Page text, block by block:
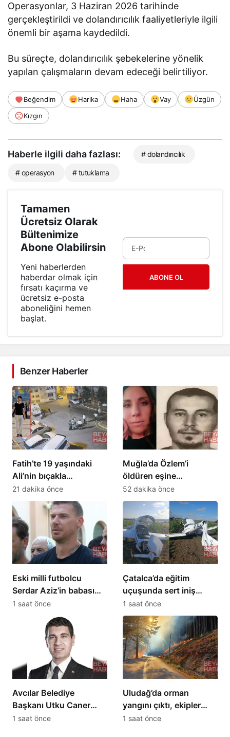
Operasyonlar, 3 Haziran 2026 tarihinde
gerçekleştirildi ve dolandırıcılık faaliyetleriyle ilgili
önemli bir aşama kaydedildi.
Bu süreçte, dolandırıcılık şebekelerine yönelik
yapılan çalışmaların devam edeceği belirtiliyor.
Beğendim Harika Haha Vay
Üzgün
Kızgın
Haberle ilgili daha fazlası: # dolandırıcılık
# operasyon # tutuklama
Tamamen
Ücretsiz Olarak
Bültenimize
Abone Olabilirsin
Yeni haberlerden
haberdar olmak için
fırsatı kaçırma ve
ücretsiz e-posta
aboneliğini hemen
başlat.
ABONE OL
Benzer Haberler
Fatih’te 19 yaşındaki
Ali’nin bıçakla
öldürüldüğü kavgada
gözaltı sayısı 10’a
yükseldi
21 dakika önce
Muğla’da Özlem’i
öldüren eşine
ağırlaştırılmış müebbet
cezası verildi
52 dakika önce
Eski milli futbolcu
Serdar Aziz’in babası
hayatını kaybetti
1 saat önce
Çatalca’da eğitim
uçuşunda sert iniş
yapan uçakta hasar
oluştu
1 saat önce
Avcılar Belediye
Başkanı Utku Caner
Çaykara tahliye edildi
1 saat önce
Uludağ’da orman
yangını çıktı, ekipler
müdahale ediyor
1 saat önce